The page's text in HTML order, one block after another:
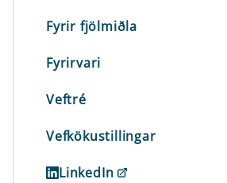
Fyrir fjölmiðla
Fyrirvari
Veftré
Vefkökustillingar
LinkedIn